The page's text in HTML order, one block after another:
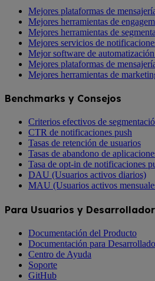
Mejores plataformas de
Mejores herramientas de
Mejores herramientas de
Mejores servicios de
Mejor software de
Mejores plataformas de
Mejores herramientas de
Benchmarks y Consejos
Criterios efectivos de
CTR de notificaciones push
Tasas de retención de usuarios
Tasas de abandono de
Tasa de opt-in de notificaciones
DAU (Usuarios activos diarios)
MAU (Usuarios activos
Para Usuarios y
Documentación del Producto
Documentación para
Centro de Ayuda
Soporte
GitHub